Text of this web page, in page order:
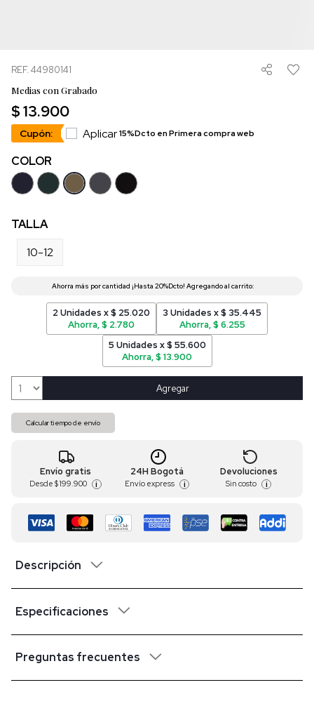
REF. 44980141
Medias con Grabado
$ 13.900
Cupón: Aplicar15%Dcto en Primera compra web
COLOR
TALLA
10-12
2 Unidades x $ 25.020
Ahorra, $ 2.780
3 Unidades x $ 35.445
Ahorra, $ 6.255
5 Unidades x $ 55.600
Ahorra, $ 13.900
Agregar
Calcular tiempo de envío
Envío gratis
Desde $ 199.900 i
24H Bogotá
Envío express i
Devoluciones
Sin costo i
Descripción
Especificaciones
Preguntas frecuentes